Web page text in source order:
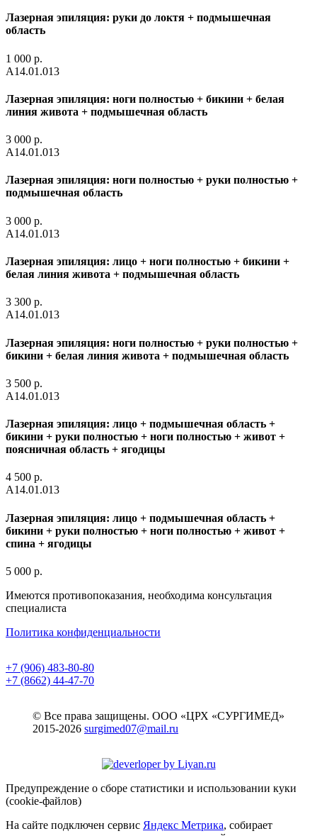
Лазерная эпиляция: руки до локтя + подмышечная
область
1 000 р.
А14.01.013
Лазерная эпиляция: ноги полностью + бикини + белая
линия живота + подмышечная область
3 000 р.
А14.01.013
Лазерная эпиляция: ноги полностью + руки полностью +
подмышечная область
3 000 р.
A14.01.013
Лазерная эпиляция: лицо + ноги полностью + бикини +
белая линия живота + подмышечная область
3 300 р.
A14.01.013
Лазерная эпиляция: ноги полностью + руки полностью +
бикини + белая линия живота + подмышечная область
3 500 р.
A14.01.013
Лазерная эпиляция: лицо + подмышечная область +
бикини + руки полностью + ноги полностью + живот +
поясничная область + ягодицы
4 500 р.
A14.01.013
Лазерная эпиляция: лицо + подмышечная область +
бикини + руки полностью + ноги полностью + живот +
спина + ягодицы
5 000 р.
Имеются противопоказания, необходима консультация
специалиста
Политика конфиденциальности
+7 (906) 483-80-80
+7 (8662) 44-47-70
© Все права защищены. ООО «ЦРХ «СУРГИМЕД»
2015-2026 surgimed07@mail.ru
Предупреждение о сборе статистики и использовании куки
(cookie-файлов)
На сайте подключен сервис Яндекс Метрика, собирает